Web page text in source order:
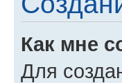
Как мне
Для